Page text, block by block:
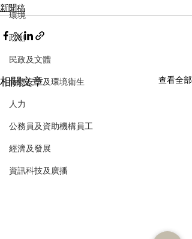
環境
政制
民政及文體
食物安全及環境衛生
人力
公務員及資助機構員工
經濟及發展
資訊科技及廣播
新聞稿
相關文章 查看全部